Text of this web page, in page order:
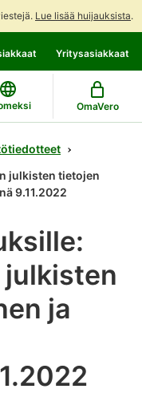
Lue lisää huijauksista.
Yritysasiakkaat
OmaVero
julkisten tietojen
9.11.2022
julkisten
ja